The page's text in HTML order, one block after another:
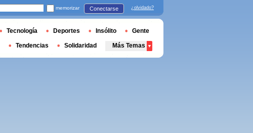
memorizar Conectarse ¿olvidado?
Tecnología Deportes Insólito Gente
Tendencias Solidaridad Más Temas